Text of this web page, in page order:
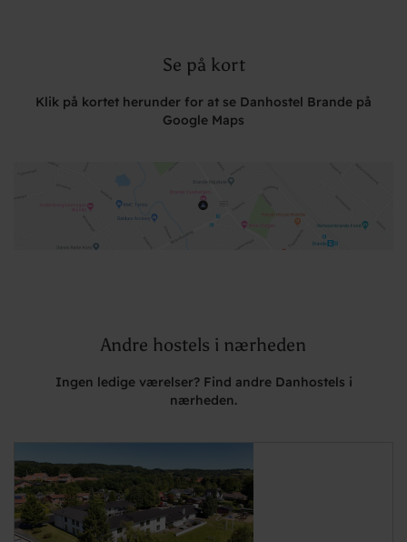
Se på kort
Klik på kortet herunder for at se Danhostel Brande på
Google Maps
Andre hostels i nærheden
Ingen ledige værelser? Find andre Danhostels i
nærheden.